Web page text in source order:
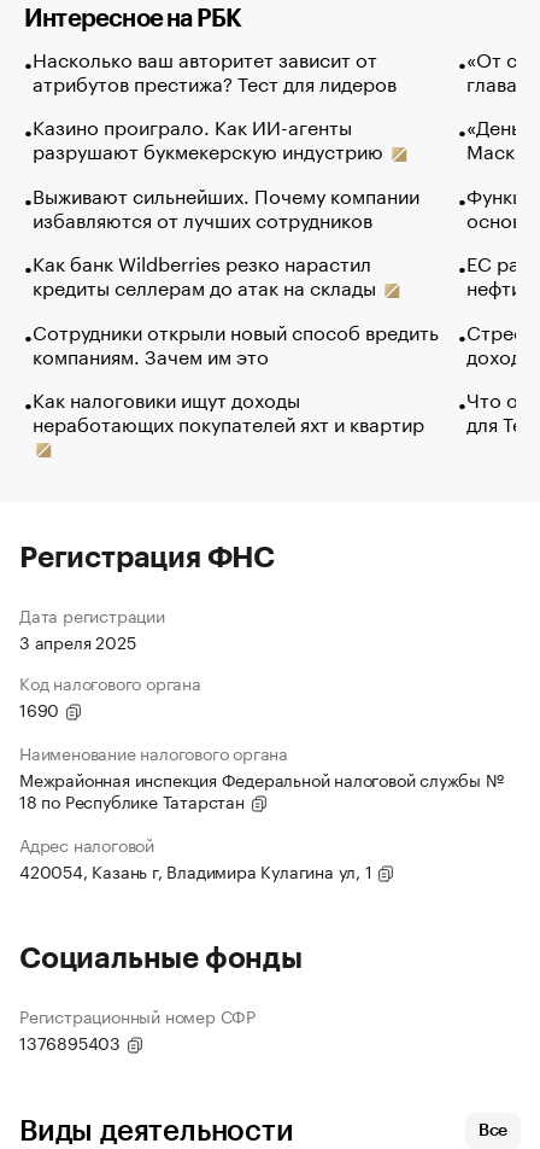
Интересное на РБК
Насколько ваш авторитет зависит от
атрибутов престижа? Тест для лидеров
Казино проиграло. Как ИИ-агенты
разрушают букмекерскую индустрию
Выживают сильнейших. Почему компании
избавляются от лучших сотрудников
Как банк Wildberries резко нарастил
кредиты селлерам до атак на склады
Сотрудники открыли новый способ вредить
компаниям. Зачем им это
Как налоговики ищут доходы
неработающих покупателей яхт и квартир
«От
глава
Маск в
основ
ЕС
нефти
Что
для
Регистрация ФНС
Дата регистрации
3 апреля 2025
Код налогового органа
1690
Наименование налогового органа
Межрайонная инспекция Федеральной налоговой службы №
18 по Республике Татарстан
Адрес налоговой
420054, Казань г, Владимира Кулагина ул, 1
Социальные фонды
Регистрационный номер СФР
1376895403
Виды деятельности Все